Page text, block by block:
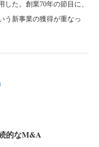
た。創業70年の節目に、
う新事業の獲得が重なっ
的なM&A